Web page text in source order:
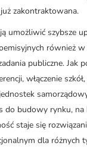
zakontraktowana.
umożliwić szybsze
również
publiczne. Jak
włączenie
do budowy rynku, na
staje się
dla różnych